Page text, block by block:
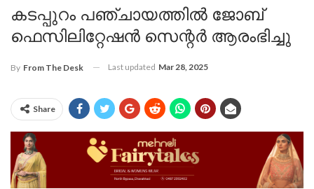
കടപ്പുറം പഞ്ചായത്തിൽ ജോബ്
ഫെസിലിറ്റേഷൻ സെന്റർ ആരംഭിച്ചു
By From The Desk Last updated Mar 28, 2025
Share